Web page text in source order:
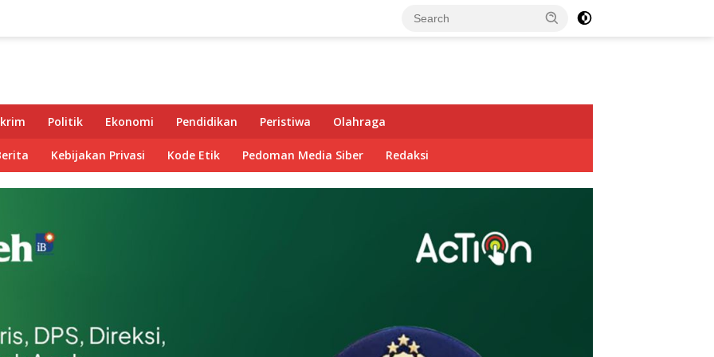
Politik Ekonomi Pendidikan Peristiwa Olahraga
Kebijakan Privasi Kode Etik Pedoman Media Siber Redaksi